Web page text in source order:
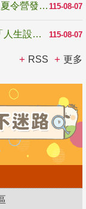
115-08-07
跨越限制，探索潛能！115年多元潛能發展夏令營發掘生命無限可能
115-08-07
高齡不是終點而是夢想起點！教育部打造「人生設計夢工場」 參展第3屆高齡健康產業博覽會
RSS 更多